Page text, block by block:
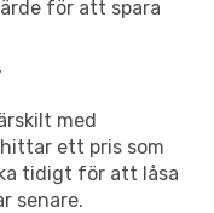
för att spara
med
ett pris som
tidigt för att låsa
senare.